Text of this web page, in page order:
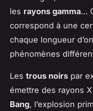
les rayons gamma…
correspond à une
chaque longueur
phénomènes
Les trous noirs par
émettre des rayons
Bang, l’explosion